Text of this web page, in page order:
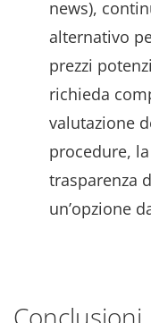
news),
alternativo
prezzi
richieda
valutazione
procedure,
trasparenza
un’opzione